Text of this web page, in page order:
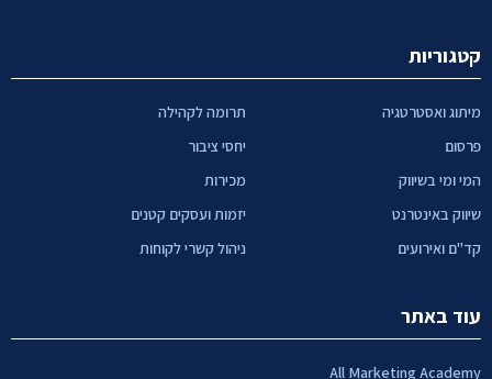
קטגוריות
מיתוג ואסטרטגיה
פרסום
המי ומי בשיווק
שיווק באינטרנט
קד"ם ואירועים
תרומה לקהילה
יחסי ציבור
מכירות
יזמות ועסקים קטנים
ניהול קשרי לקוחות
עוד באתר
All Marketing Academy